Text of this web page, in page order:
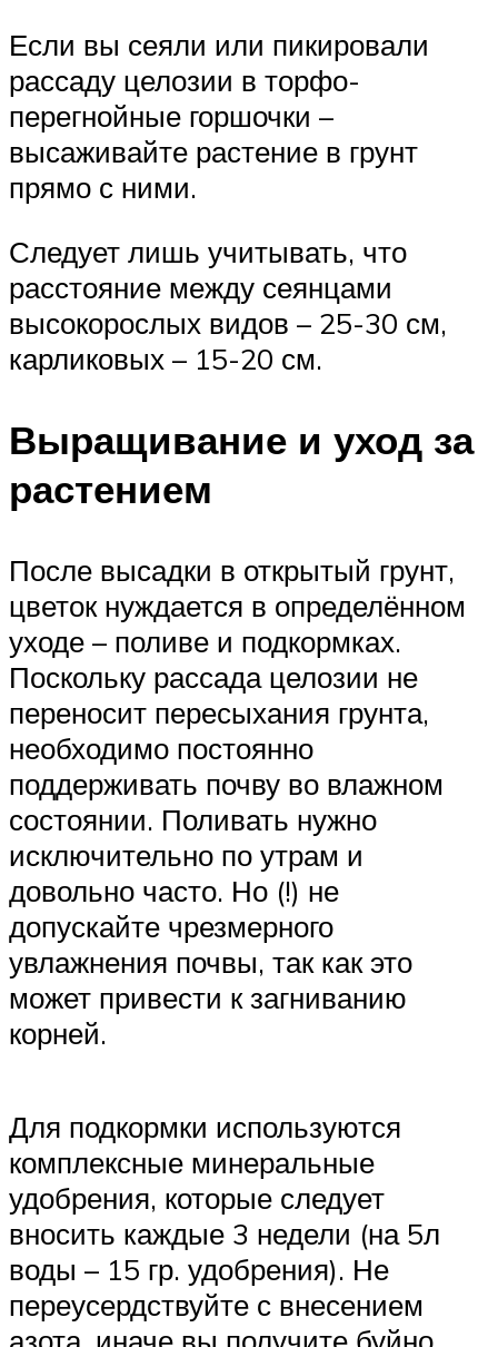
Если вы сеяли или пикировали
рассаду целозии в торфо-
перегнойные горшочки –
высаживайте растение в грунт
прямо с ними.
Следует лишь учитывать, что
расстояние между сеянцами
высокорослых видов – 25-30 см,
карликовых – 15-20 см.
Выращивание и уход за
растением
После высадки в открытый грунт,
цветок нуждается в определённом
уходе – поливе и подкормках.
Поскольку рассада целозии не
переносит пересыхания грунта,
необходимо постоянно
поддерживать почву во влажном
состоянии. Поливать нужно
исключительно по утрам и
довольно часто. Но (!) не
допускайте чрезмерного
увлажнения почвы, так как это
может привести к загниванию
корней.
Для подкормки используются
комплексные минеральные
удобрения, которые следует
вносить каждые 3 недели (на 5л
воды – 15 гр. удобрения). Не
переусердствуйте с внесением
азота, иначе вы получите буйно